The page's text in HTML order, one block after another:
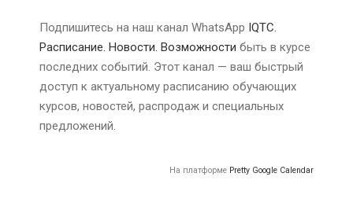
Подпишитесь на наш канал WhatsApp IQTC.
Расписание. Новости. Возможности быть в курсе
последних событий. Этот канал — ваш быстрый
доступ к актуальному расписанию обучающих
курсов, новостей, распродаж и специальных
предложений.
На платформе Pretty Google Calendar